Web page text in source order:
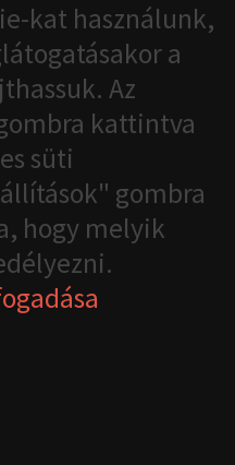
kat használunk,
a
Az
kattintva
süti
gombra
hogy melyik